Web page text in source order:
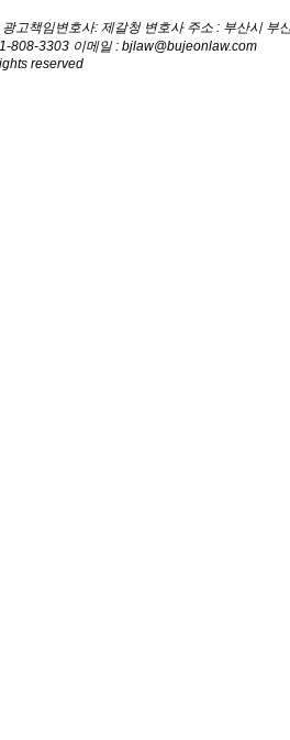
광고책임변호사: 제갈청 변호사 주소 : 부산시 부
808-3303 이메일 : bjlaw@bujeonlaw.com
reserved